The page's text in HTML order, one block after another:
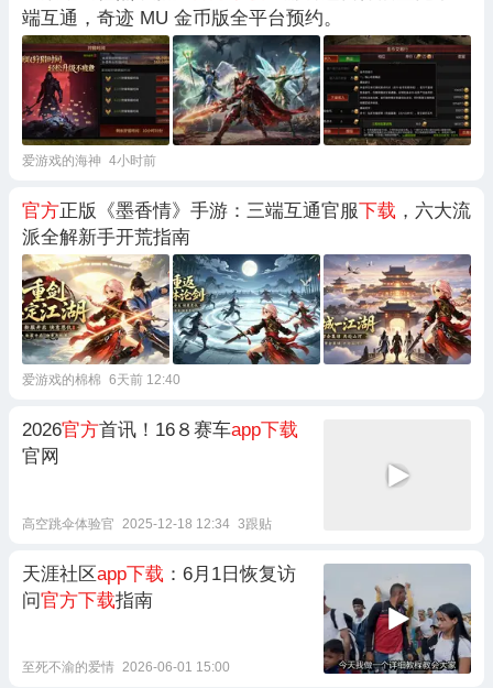
端互通，奇迹 MU 金币版全平台预约。
爱游戏的海神 4小时前
官方正版《墨香情》手游：三端互通官服下载 ，六大流
派全解新手开荒指南
爱游戏的棉棉 6天前 12:40
2026官方首讯！16８赛车app下载
官网
高空跳伞体验官 2025-12-18 12:34 3跟贴
天涯社区app下载 ：6月1日恢复访
问官方下载指南
至死不渝的爱情 2026-06-01 15:00